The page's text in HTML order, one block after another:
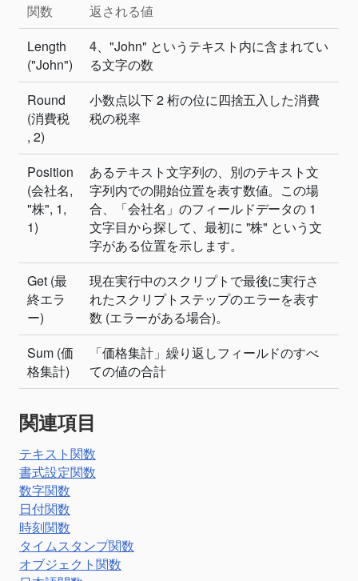
関数
返される値
Length
("John")
4、"John" というテキスト内に含まれてい
る文字の数
Round
(消費税
, 2)
小数点以下 2 桁の位に四捨五入した消費
税の税率
Position
(会社名,
"株", 1,
1)
あるテキスト文字列の、別のテキスト文
字列内での開始位置を表す数値。この場
合、「会社名」のフィールドデータの 1
文字目から探して、最初に "株" という文
字がある位置を示します。
Get (最
終エラ
ー)
現在実行中のスクリプトで最後に実行さ
れたスクリプトステップのエラーを表す
数 (エラーがある場合)。
Sum (価
格集計)
「価格集計」繰り返しフィールドのすべ
ての値の合計
関連項目
テキスト関数
書式設定関数
数字関数
日付関数
時刻関数
タイムスタンプ関数
オブジェクト関数